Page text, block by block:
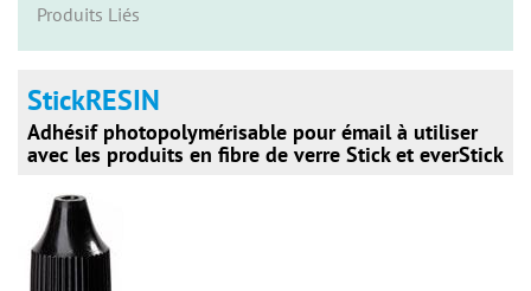
Produits Liés
StickRESIN
Adhésif photopolymérisable pour émail à utiliser
avec les produits en fibre de verre Stick et everStick